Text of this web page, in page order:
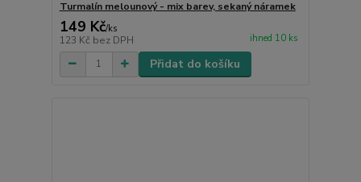
Turmalín melounový - mix barev, sekaný náramek
149 Kč/ks
123 Kč bez DPH ihned 10 ks
Přidat do košíku